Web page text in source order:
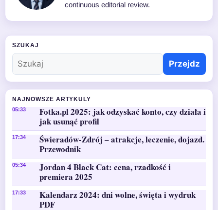
continuous editorial review.
SZUKAJ
Przejdz
NAJNOWSZE ARTYKULY
05:33
Fotka.pl 2025: jak odzyskać konto, czy działa i
jak usunąć profil
17:34
Świeradów-Zdrój – atrakcje, leczenie, dojazd.
Przewodnik
05:34
Jordan 4 Black Cat: cena, rzadkość i
premiera 2025
17:33
Kalendarz 2024: dni wolne, święta i wydruk
PDF